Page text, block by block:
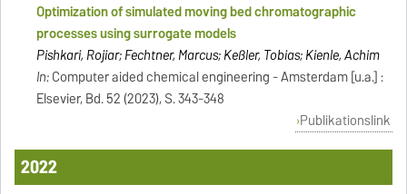
Optimization of simulated moving bed chromatographic
processes using surrogate models
Pishkari, Rojiar; Fechtner, Marcus; Keßler, Tobias; Kienle, Achim
In:Computer aided chemical engineering - Amsterdam [u.a.] :
Elsevier, Bd. 52 (2023), S. 343-348
Publikationslink
2022